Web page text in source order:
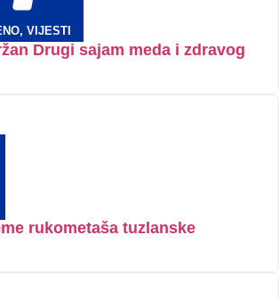
, VIJESTI
Drugi sajam meda i zdravog
rukometaša tuzlanske